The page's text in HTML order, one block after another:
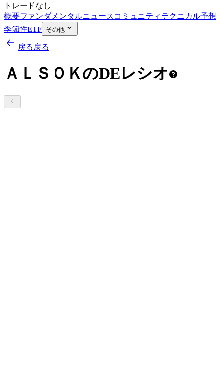
トレードなし
概要ファンダメンタルニュース コミュニティ テクニカル予想
季節性ETF その他
戻る 戻る
ＡＬＳＯＫのDEレシオ